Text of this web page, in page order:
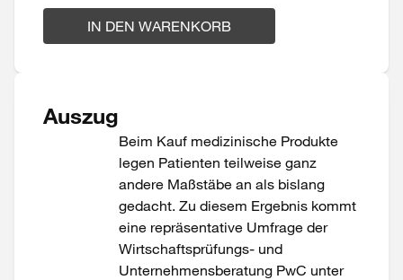
IN DEN WARENKORB
Auszug
Beim Kauf medizinische Produkte
legen Patienten teilweise ganz
andere Maßstäbe an als bislang
gedacht. Zu diesem Ergebnis kommt
eine repräsentative Umfrage der
Wirtschaftsprüfungs- und
Unternehmensberatung PwC unter